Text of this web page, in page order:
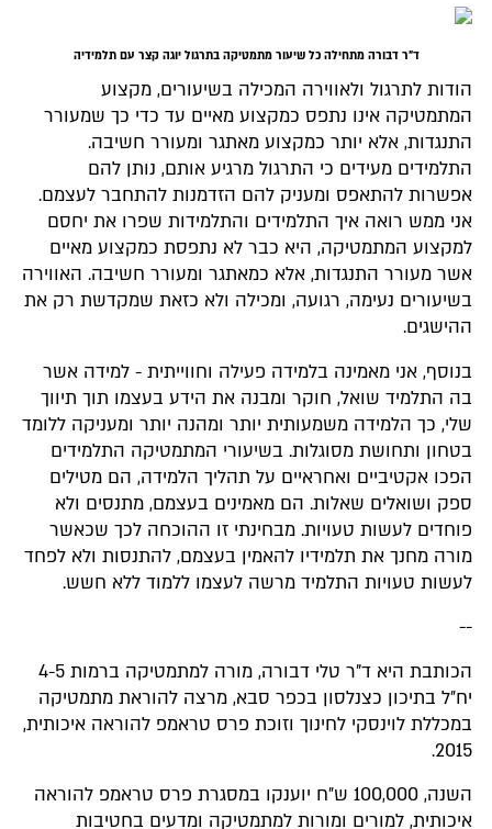
ד״ר דבורה מתחילה כל שיעור מתמטיקה בתרגול יוגה קצר עם תלמידיה
הודות לתרגול ולאווירה המכילה בשיעורים, מקצוע
המתמטיקה אינו נתפס כמקצוע מאיים עד כדי כך שמעורר
התנגדות, אלא יותר כמקצוע מאתגר ומעורר חשיבה.
התלמידים מעידים כי התרגול מרגיע אותם, נותן להם
אפשרות להתאפס ומעניק להם הזדמנות להתחבר לעצמם.
אני ממש רואה איך התלמידים והתלמידות שפרו את יחסם
למקצוע המתמטיקה, היא כבר לא נתפסת כמקצוע מאיים
אשר מעורר התנגדות, אלא כמאתגר ומעורר חשיבה. האווירה
בשיעורים נעימה, רגועה, ומכילה ולא כזאת שמקדשת רק את
ההישגים.
בנוסף, אני מאמינה בלמידה פעילה וחווייתית - למידה אשר
בה התלמיד שואל, חוקר ומבנה את הידע בעצמו תוך תיווך
שלי, כך הלמידה משמעותית יותר ומהנה יותר ומעניקה ללומד
בטחון ותחושת מסוגלות. בשיעורי המתמטיקה התלמידים
הפכו אקטיביים ואחראיים על תהליך הלמידה, הם מטילים
ספק ושואלים שאלות. הם מאמינים בעצמם, מתנסים ולא
פוחדים לעשות טעויות. מבחינתי זו ההוכחה לכך שכאשר
מורה מחנך את תלמידיו להאמין בעצמם, להתנסות ולא לפחד
לעשות טעויות התלמיד מרשה לעצמו ללמוד ללא חשש.
--
הכותבת היא ד"ר טלי דבורה, מורה למתמטיקה ברמות 4-5
יח״ל בתיכון כצנלסון בכפר סבא, מרצה להוראת מתמטיקה
במכללת לוינסקי לחינוך וזוכת פרס טראמפ להוראה איכותית,
2015.
השנה, 100,000 ש״ח יוענקו במסגרת פרס טראמפ להוראה
איכותית, למורים ומורות למתמטיקה ומדעים בחטיבות